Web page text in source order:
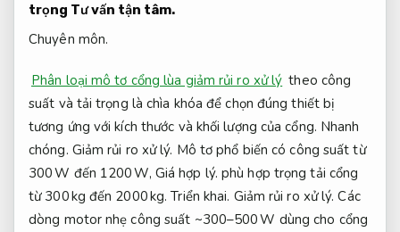
trọng Tư vấn tận tâm.
Chuyên môn.
Phân loại mô tơ cổng lùa giảm rủi ro xử lý theo công
suất và tải trọng là chìa khóa để chọn đúng thiết bị
tương ứng với kích thước và khối lượng của cổng. Nhanh
chóng. Giảm rủi ro xử lý. Mô tơ phổ biến có công suất từ
300 W đến 1200 W, Giá hợp lý. phù hợp trọng tải cổng
từ 300 kg đến 2000 kg.Triển khai. Giảm rủi ro xử lý. Các
dòng motor nhẹ công suất ~300–500 W dùng cho cổng